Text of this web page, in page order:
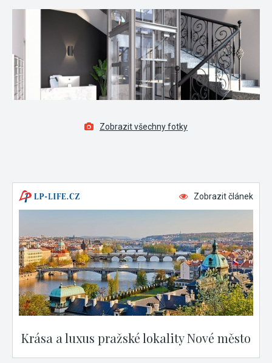
Zobrazit všechny fotky
Zobrazit článek
Krása a luxus pražské lokality Nové město